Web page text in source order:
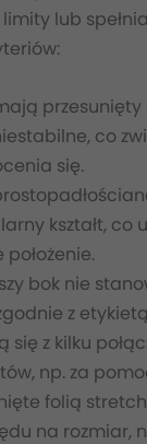
lub
przesunięty
co
się.
kształt, co
bok nie
z
się z kilku
np. za
folią
na rozmiar,